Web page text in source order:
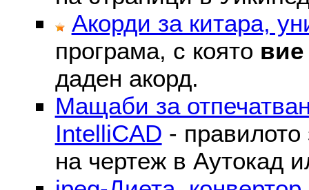
Акорди за китара,
програма, с която вие
даден акорд.
Мащаби за
IntelliCAD -
на чертеж в Аутокад